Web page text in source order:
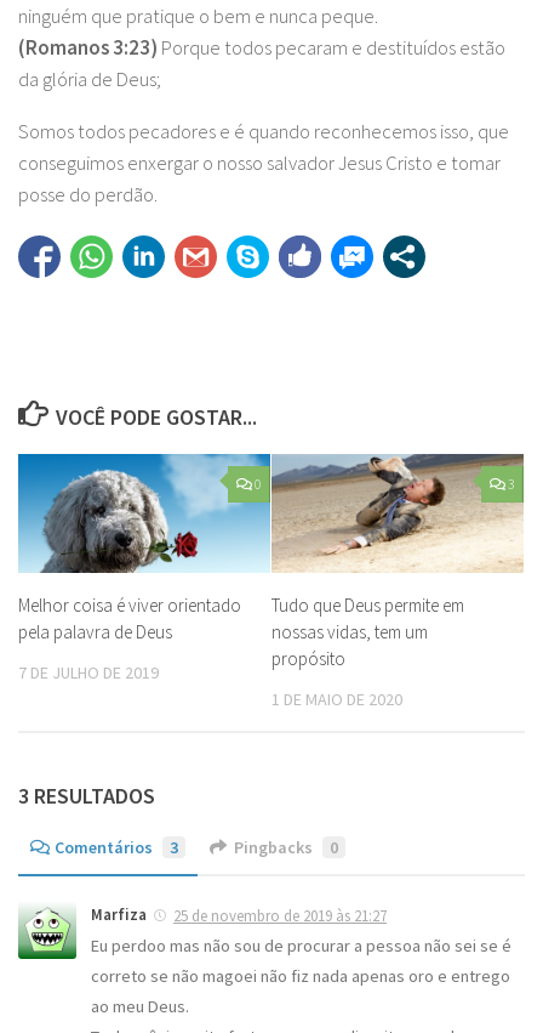
ninguém que pratique o bem e nunca peque.
(Romanos 3:23) Porque todos pecaram e destituídos estão
da glória de Deus;
Somos todos pecadores e é quando reconhecemos isso, que
conseguimos enxergar o nosso salvador Jesus Cristo e tomar
posse do perdão.
VOCÊ PODE GOSTAR...
0
Melhor coisa é viver orientado
pela palavra de Deus
7 DE JULHO DE 2019
3
Tudo que Deus permite em
nossas vidas, tem um
propósito
1 DE MAIO DE 2020
3 RESULTADOS
Comentários 3 Pingbacks 0
Marfiza 25 de novembro de 2019 às 21:27
Eu perdoo mas não sou de procurar a pessoa não sei se é
correto se não magoei não fiz nada apenas oro e entrego
ao meu Deus.